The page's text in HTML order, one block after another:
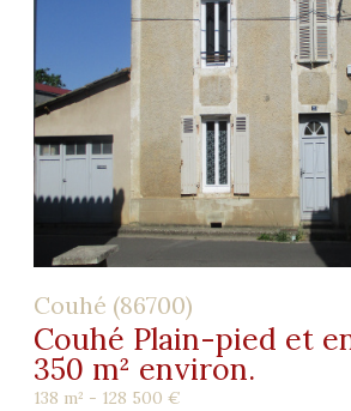
Couhé (86700)
Couhé Plain-pied et
350 m² environ.
138 m² - 128 500 €